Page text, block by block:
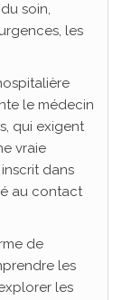
soin,
les
le médecin
qui exigent
vraie
inscrit dans
au contact
de
les
les